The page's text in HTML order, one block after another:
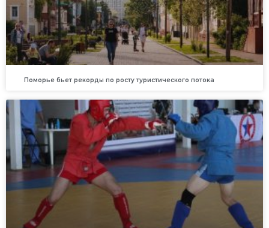
Поморье бьет рекорды по росту туристического потока